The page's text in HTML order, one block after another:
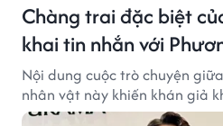
Chàng trai đặc biệt
khai tin nhắn với
Nội dung cuộc trò chuyện
nhân vật này khiến khán giả